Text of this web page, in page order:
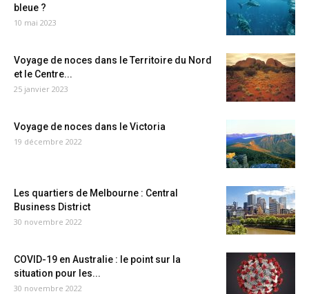
bleue ?
10 mai 2023
Voyage de noces dans le Territoire du Nord
et le Centre...
25 janvier 2023
Voyage de noces dans le Victoria
19 décembre 2022
Les quartiers de Melbourne : Central
Business District
30 novembre 2022
COVID-19 en Australie : le point sur la
situation pour les...
30 novembre 2022